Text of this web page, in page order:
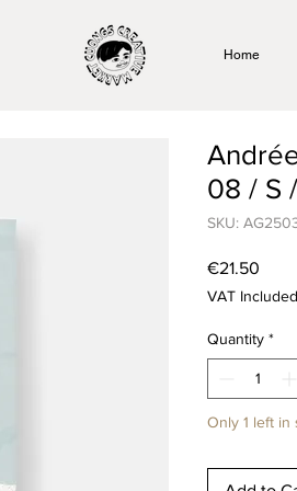
Home
08 / S
SKU:
€21.50
VAT Included
Quantity *
Only 1 left in